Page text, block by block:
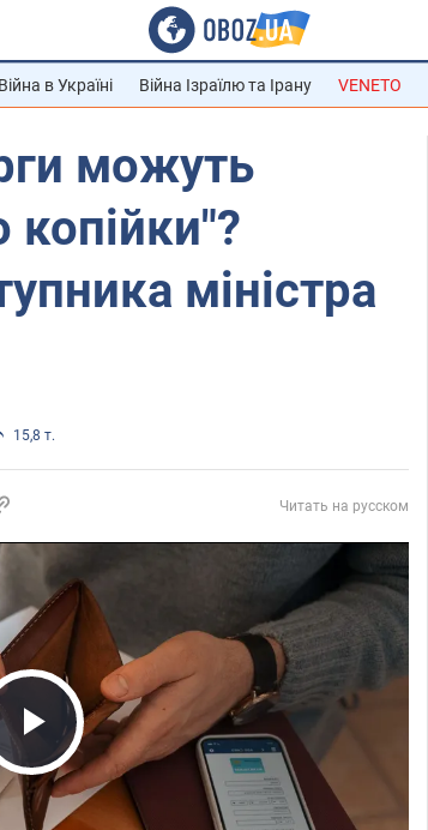
Війна в Україні Війна Ізраїлю та Ірану VENETO
можуть
копійки"?
міністра
15,8 т.
Читать на русском
Video